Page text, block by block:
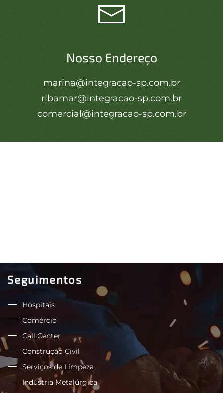
Nosso Endereço
marina@integracao-sp.com.br
ribamar@integracao-sp.com.br
comercial@integracao-sp.com.br
Seguimentos
Hospitais
Comércio
Call Center
Construção Civil
Serviços de Limpeza
Indústria Metalúrgica